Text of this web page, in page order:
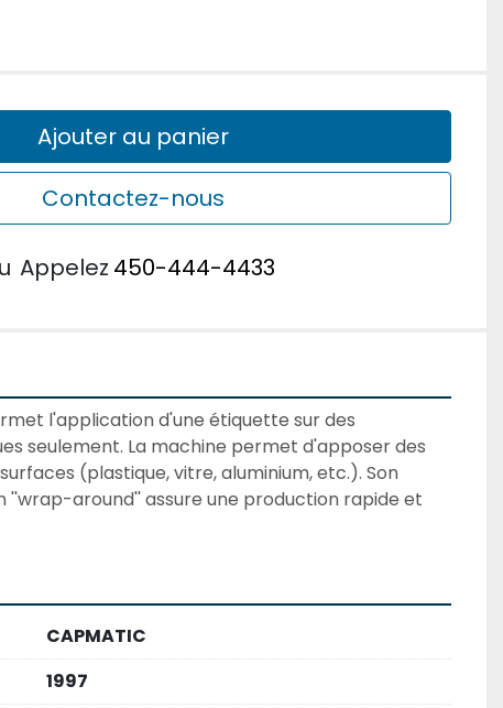
Ajouter au panier
Contactez-nous
Appelez 450-444-4433
l'application d'une étiquette sur des
seulement. La machine permet d'apposer des
(plastique, vitre, aluminium, etc.). Son
''wrap-around'' assure une production rapide et
CAPMATIC
1997